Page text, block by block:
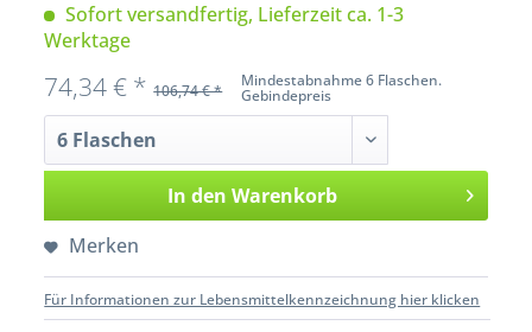
Sofort versandfertig, Lieferzeit ca. 1-3
Werktage
Mindestabnahme 6 Flaschen.
Gebindepreis
74,34 € * 106,74 € *
In den Warenkorb
Merken
Für Informationen zur Lebensmittelkennzeichnung hier klicken